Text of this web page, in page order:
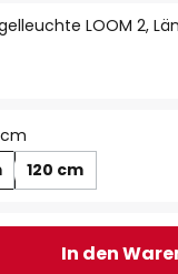
LOOM 2,
120 cm
In den